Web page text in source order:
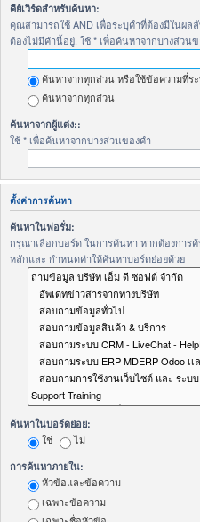
คีย์เวิร์ดสำหรับค้นหา:
คุณสามารถใช้ AND เพื่อระบุคำที่ต้องมีในผ
ต้องไม่มีคำนี้อยู่. ใช้ * เพื่อค้นหาจากบางส่วน
ค้นหาจากทุกส่วน หรือใช้ข้อความที่ร
ค้นหาจากทุกส่วน
ค้นหาจากผู้แต่ง::
ใช้ * เพื่อค้นหาจากบางส่วนของคำ
ตั้งค่าการค้นหา
ค้นหาในฟอรั่ม:
กรุณาเลือกบอร์ด ในการค้นหา หากต้องการ
หลักและ กำหนดค่าให้ค้นหาบอร์ดย่อยด้วย
ค้นหาในบอร์ดย่อย:
ใช่ ไม่
การค้นหาภายใน:
หัวข้อและข้อความ
เฉพาะข้อความ